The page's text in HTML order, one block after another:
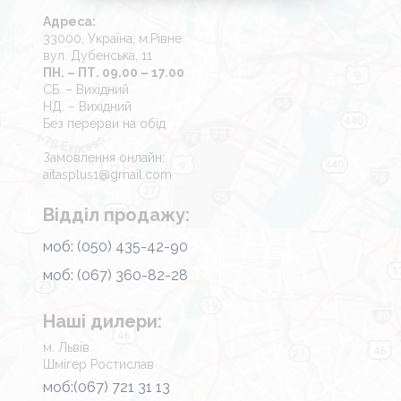
Адреса:
33000, Україна, м.Рівне
вул. Дубенська, 11
ПН. – ПТ. 09.00 – 17.00
СБ. – Вихідний
НД. – Вихідний
Без перерви на обід
Замовлення онлайн:
aitasplus1@gmail.com
Відділ продажу:
моб: (050) 435-42-90
моб: (067) 360-82-28
Наші дилери:
м. Львів
Шмігер Ростислав
моб:(067) 721 31 13